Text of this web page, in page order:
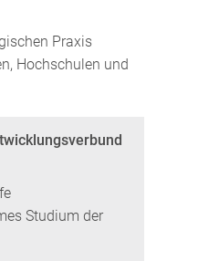
Praxis
Hochschulen und
Studium der